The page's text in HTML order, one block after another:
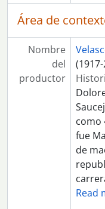
[Expte]
[Expte]
[Expte] 217 -
[Expte]
[Expte]
[Expte]
[Expte]
[Expte]
[Expte]
[Expte]
[Expte]
[Expte]
[Expte]
Área de
Nombre
del
productor
como
fue
de
Read